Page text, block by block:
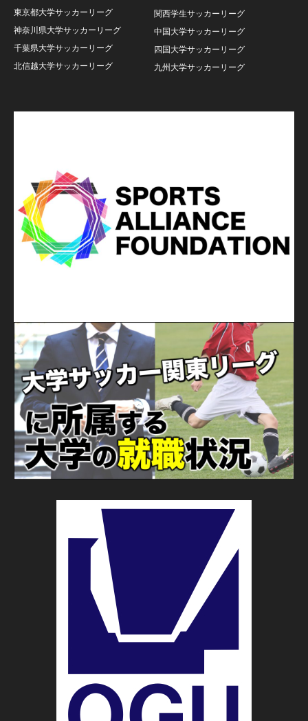
東京都大学サッカーリーグ
神奈川県大学サッカーリーグ
千葉県大学サッカーリーグ
北信越大学サッカーリーグ
関西学生サッカーリーグ
中国大学サッカーリーグ
四国大学サッカーリーグ
九州大学サッカーリーグ